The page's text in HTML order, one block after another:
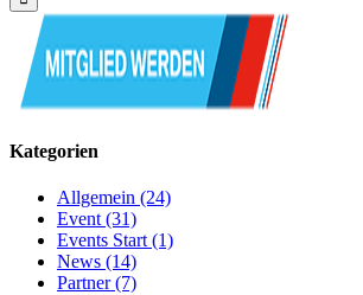
Kategorien
Allgemein (24)
Event (31)
Events Start (1)
News (14)
Partner (7)